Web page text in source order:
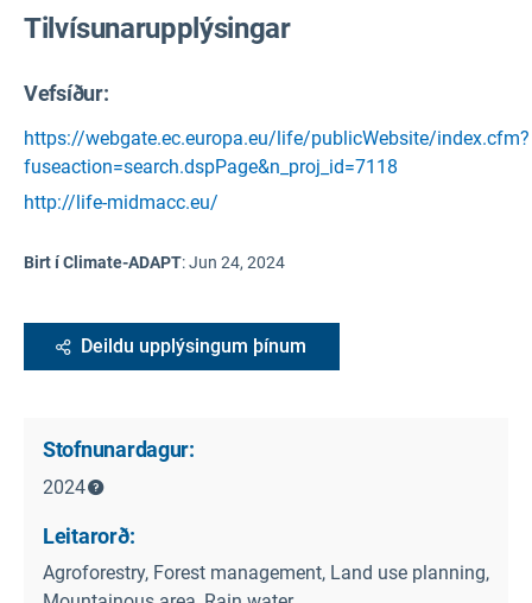
Tilvísunarupplýsingar
Vefsíður:
https://webgate.ec.europa.eu/life/publicWebsite/index.cfm?
fuseaction=search.dspPage&n_proj_id=7118
http://life-midmacc.eu/
Birt í Climate-ADAPT:Jun 24, 2024
Deildu upplýsingum þínum
Stofnunardagur:
2024
Leitarorð:
Agroforestry, Forest management, Land use planning,